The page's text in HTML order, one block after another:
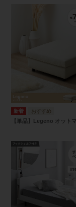
【単品】Legeno オット